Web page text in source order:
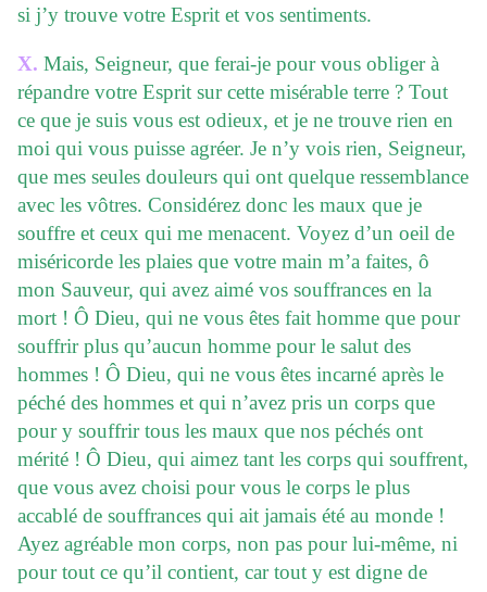
si j’y trouve votre Esprit et vos sentiments.
X. Mais, Seigneur, que ferai-je pour vous obliger à
répandre votre Esprit sur cette misérable terre ? Tout
ce que je suis vous est odieux, et je ne trouve rien en
moi qui vous puisse agréer. Je n’y vois rien, Seigneur,
que mes seules douleurs qui ont quelque ressemblance
avec les vôtres. Considérez donc les maux que je
souffre et ceux qui me menacent. Voyez d’un oeil de
miséricorde les plaies que votre main m’a faites, ô
mon Sauveur, qui avez aimé vos souffrances en la
mort ! Ô Dieu, qui ne vous êtes fait homme que pour
souffrir plus qu’aucun homme pour le salut des
hommes ! Ô Dieu, qui ne vous êtes incarné après le
péché des hommes et qui n’avez pris un corps que
pour y souffrir tous les maux que nos péchés ont
mérité ! Ô Dieu, qui aimez tant les corps qui souffrent,
que vous avez choisi pour vous le corps le plus
accablé de souffrances qui ait jamais été au monde !
Ayez agréable mon corps, non pas pour lui-même, ni
pour tout ce qu’il contient, car tout y est digne de